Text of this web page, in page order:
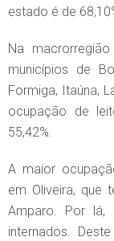
estado é de
Na
municípios de
Formiga, Itaúna,
ocupação de
55,42%.
A maior
em Oliveira, que
Amparo. Por lá,
internados.